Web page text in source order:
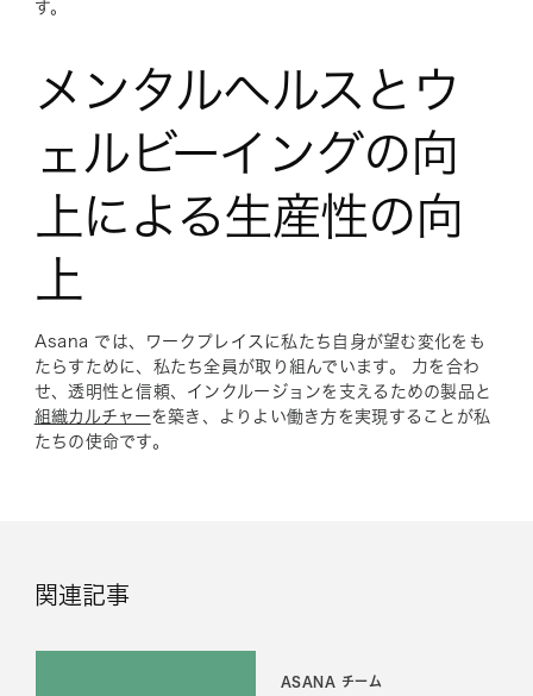
す。
メンタルヘルスとウ
ェルビーイングの向
上による生産性の向
上
Asana では、ワークプレイスに私たち自身が望む変化をも
たらすために、私たち全員が取り組んでいます。 力を合わ
せ、透明性と信頼、インクルージョンを支えるための製品と
組織カルチャーを築き、よりよい働き方を実現することが私
たちの使命です。
関連記事
ASANA チーム